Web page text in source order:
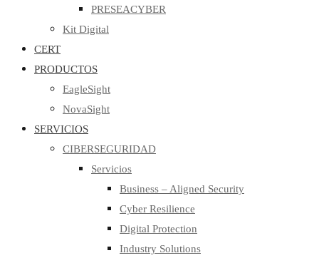
PRESEACYBER
Kit Digital
CERT
PRODUCTOS
EagleSight
NovaSight
SERVICIOS
CIBERSEGURIDAD
Servicios
Business – Aligned Security
Cyber Resilience
Digital Protection
Industry Solutions